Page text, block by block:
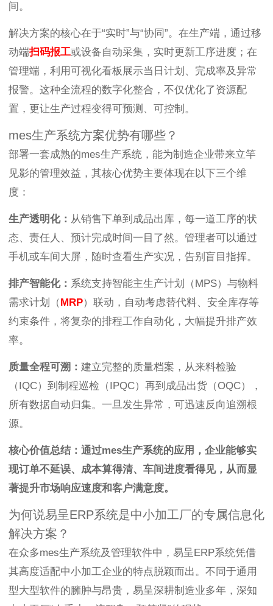
间。
解决方案的核心在于“实时”与“协同”。在生产端，通过移
动端扫码报工或设备自动采集，实时更新工序进度；在
管理端，利用可视化看板展示当日计划、完成率及异常
报警。这种全流程的数字化整合，不仅优化了资源配
置，更让生产过程变得可预测、可控制。
mes生产系统方案优势有哪些？
部署一套成熟的mes生产系统，能为制造企业带来立竿
见影的管理效益，其核心优势主要体现在以下三个维
度：
生产透明化： 从销售下单到成品出库，每一道工序的状
态、责任人、预计完成时间一目了然。管理者可以通过
手机或车间大屏，随时查看生产实况，告别盲目指挥。
排产智能化： 系统支持智能主生产计划（MPS）与物料
需求计划（MRP）联动，自动考虑替代料、安全库存等
约束条件，将复杂的排程工作自动化，大幅提升排产效
率。
质量全程可溯： 建立完整的质量档案，从来料检验
（IQC）到制程巡检（IPQC）再到成品出货（OQC），
所有数据自动归集。一旦发生异常，可迅速反向追溯根
源。
核心价值总结：通过mes生产系统的应用，企业能够实
现订单不延误、成本算得清、车间进度看得见，从而显
著提升市场响应速度和客户满意度。
为何说易呈ERP系统是中小加工厂的专属信息化
解决方案？
在众多mes生产系统及管理软件中，易呈ERP系统凭借
其高度适配中小加工企业的特点脱颖而出。不同于通用
型大型软件的臃肿与昂贵，易呈深耕制造业多年，深知